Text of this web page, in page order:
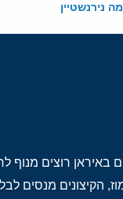
נירנשטיין
רוצים מנוף
הקיצונים מנסים